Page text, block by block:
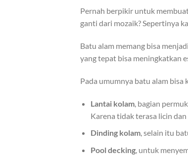
Pernah berpikir untuk
ganti dari mozaik? Sepertinya
Batu alam memang bisa
yang tepat bisa meningkatkan
Pada umumnya batu alam
Lantai kolam, bagian
Karena tidak terasa licin
Dinding kolam, selain itu
Pool decking, untuk